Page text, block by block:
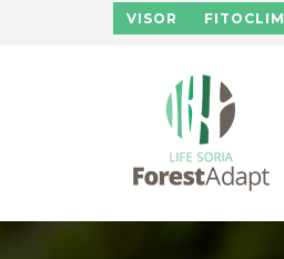
Pasar al contenido principal
VISOR FITOCLIM